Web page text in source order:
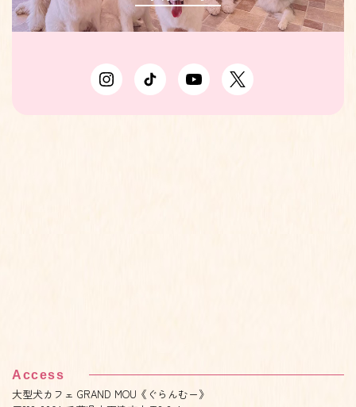
Access
大型犬カフェ GRAND MOU《ぐらんむー》